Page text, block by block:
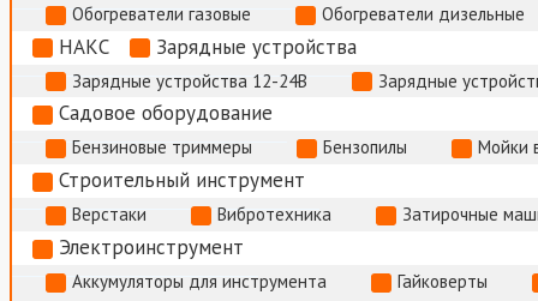
Обогреватели газовые Обогреватели дизельные
НАКС Зарядные устройства
Зарядные устройства 12-24В Зарядные
Садовое оборудование
Бензиновые триммеры Бензопилы Мойки
Строительный инструмент
Верстаки Вибротехника Затирочные
Электроинструмент
Аккумуляторы для инструмента
Гайковерты